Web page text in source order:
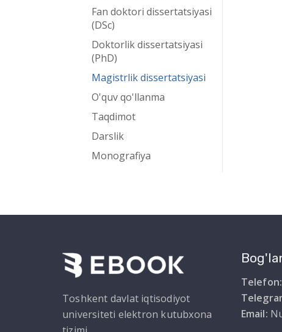
Fan doktori dissertatsiyasi
(DSc)
Doktorlik dissertatsiyasi
(PhD)
Magistrlik dissertatsiyasi
O'quv qo'llanma
Taqdimot
Darslik
Monografiya
Toshkent davlat iqtisodiyot
universiteti elektron kutubxona
Telefon:
Email: